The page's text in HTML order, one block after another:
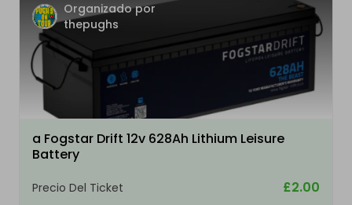
Organizado por
thepughs
a Fogstar Drift 12v 628Ah Lithium Leisure
Battery
Precio Del Ticket £2.00